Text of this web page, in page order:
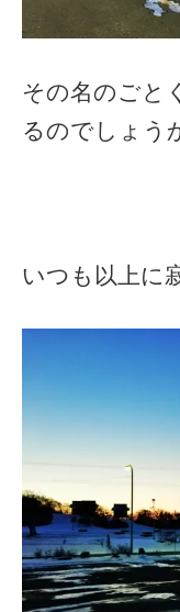
その名のごと
るのでしょう
いつも以上に